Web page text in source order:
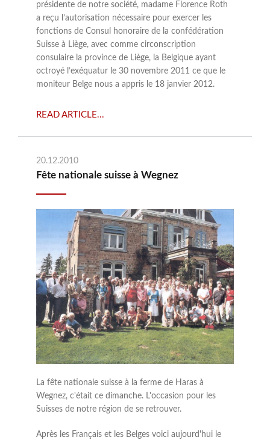
présidente de notre société, madame Florence Roth
a reçu l’autorisation nécessaire pour exercer les
fonctions de Consul honoraire de la confédération
Suisse à Liège, avec comme circonscription
consulaire la province de Liège, la Belgique ayant
octroyé l’exéquatur le 30 novembre 2011 ce que le
moniteur Belge nous a appris le 18 janvier 2012.
READ ARTICLE...
20.12.2010
Fête nationale suisse à Wegnez
La fête nationale suisse à la ferme de Haras à
Wegnez, c'était ce dimanche. L'occasion pour les
Suisses de notre région de se retrouver.
Après les Français et les Belges voici aujourd'hui le